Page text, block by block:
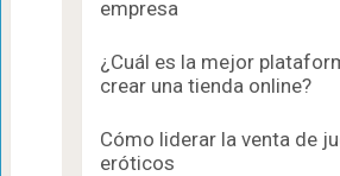
empresa
¿Cuál es la mejor
crear una tienda online?
Cómo liderar la venta de
eróticos